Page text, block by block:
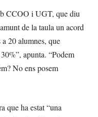
CCOO i UGT, que diu
de la taula un acord
20 alumnes, que
apunta. “Podem
No ens posem
que ha estat “una